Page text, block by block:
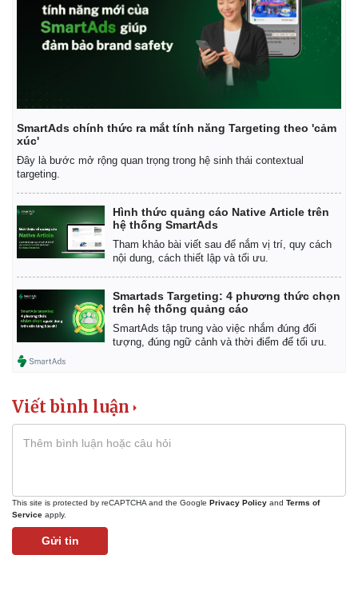
Tư vấn luật
Phân tích
eSports
Hậu trường
SmartAds chính thức ra mắt tính năng Targeting theo 'cảm
xúc'
Đây là bước mở rộng quan trọng trong hệ sinh thái contextual
targeting.
Hình thức quảng cáo Native Article trên
hệ thống SmartAds
Tham khảo bài viết sau để nắm vị trí, quy cách
nội dung, cách thiết lập và tối ưu.
Smartads Targeting: 4 phương thức chọn
trên hệ thống quảng cáo
SmartAds tập trung vào việc nhắm đúng đối
tượng, đúng ngữ cảnh và thời điểm để tối ưu.
Viết bình luận
This site is protected by reCAPTCHA and the Google Privacy Policy and Terms of
Service apply.
Gửi tin